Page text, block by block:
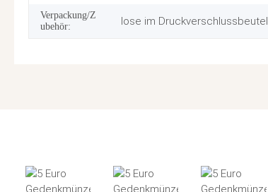
Verpackung/Z
ubehör:
lose im Druckverschlussbeutel